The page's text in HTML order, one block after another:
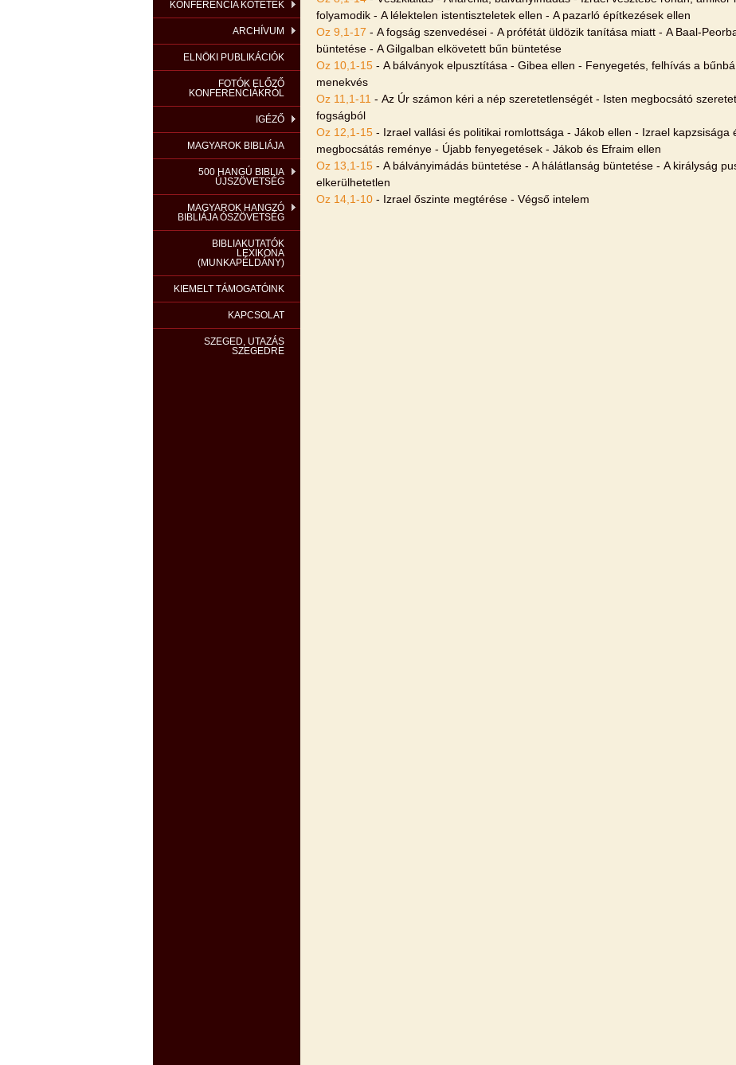
folyamodik - A lélektelen istentiszteletek ellen - A pazarló építkezések ellen
Oz 9,1-17 - A fogság szenvedései - A prófétát üldözik tanítása miatt - A Baal-
büntetése - A Gilgalban elkövetett bűn büntetése
Oz 10,1-15 - A bálványok elpusztítása - Gibea ellen - Fenyegetés, felhívás a
menekvés
Oz 11,1-11 - Az Úr számon kéri a nép szeretetlenségét - Isten megbocsátó
fogságból
Oz 12,1-15 - Izrael vallási és politikai romlottsága - Jákob ellen - Izrael kapzsisága
megbocsátás reménye - Újabb fenyegetések - Jákob és Efraim ellen
Oz 13,1-15 - A bálványimádás büntetése - A hálátlanság büntetése - A királyság
elkerülhetetlen
Oz 14,1-10 - Izrael őszinte megtérése - Végső intelem
KONFERENCIA KÖTETEK
ARCHÍVUM
ELNÖKI PUBLIKÁCIÓK
FOTÓK ELŐZŐ
KONFERENCIÁKRÓL
IGÉZŐ
MAGYAROK BIBLIÁJA
500 HANGÚ BIBLIA
ÚJSZÖVETSÉG
MAGYAROK HANGZÓ
BIBLIÁJA ÓSZÖVETSÉG
BIBLIAKUTATÓK
LEXIKONA
(MUNKAPÉLDÁNY)
KIEMELT TÁMOGATÓINK
KAPCSOLAT
SZEGED, UTAZÁS
SZEGEDRE